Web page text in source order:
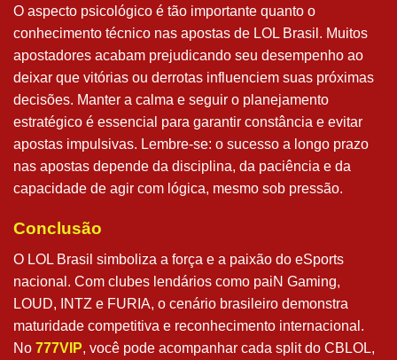
O aspecto psicológico é tão importante quanto o
conhecimento técnico nas apostas de LOL Brasil. Muitos
apostadores acabam prejudicando seu desempenho ao
deixar que vitórias ou derrotas influenciem suas próximas
decisões. Manter a calma e seguir o planejamento
estratégico é essencial para garantir constância e evitar
apostas impulsivas. Lembre-se: o sucesso a longo prazo
nas apostas depende da disciplina, da paciência e da
capacidade de agir com lógica, mesmo sob pressão.
Conclusão
O LOL Brasil simboliza a força e a paixão do eSports
nacional. Com clubes lendários como paiN Gaming,
LOUD, INTZ e FURIA, o cenário brasileiro demonstra
maturidade competitiva e reconhecimento internacional.
No 777VIP, você pode acompanhar cada split do CBLOL,